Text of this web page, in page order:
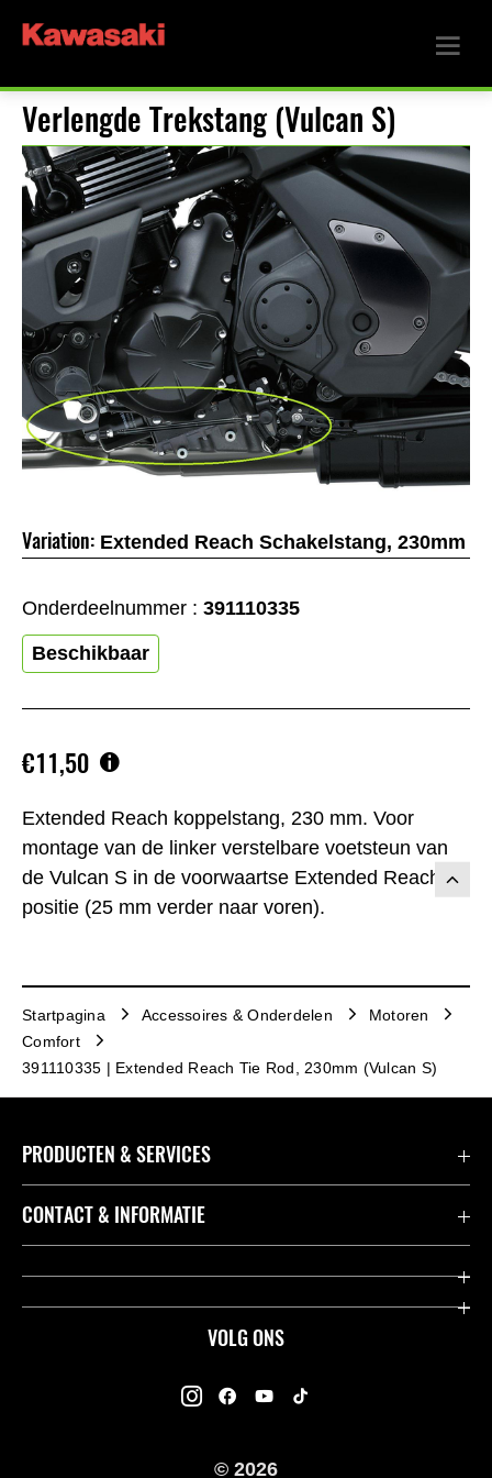
Verlengde Trekstang (Vulcan S)
Extended Reach koppelstang, 230 mm. Voor
montage van de linker verstelbare voetsteun van
de Vulcan S in de voorwaartse Extended Reach-
positie (25 mm verder naar voren).
€11,50
Variation: Extended Reach Schakelstang, 230mm
Onderdeelnummer : 391110335
Beschikbaar
Startpagina Accessoires & Onderdelen
Motoren
Comfort
391110335 | Extended Reach Tie Rod, 230mm (Vulcan S)
VOLG ONS
PRODUCTEN & SERVICES
Accessoires & Onderdelen
Dealers
K-Care Fabrieksgarantie
Gebruikershandleidingen
CONTACT & INFORMATIE
Contact
© 2026